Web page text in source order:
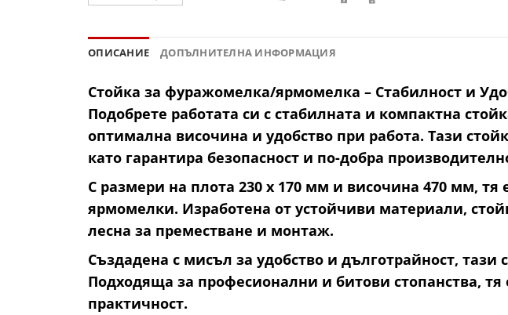
ОПИСАНИЕ ДОПЪЛНИТЕЛНА ИНФОРМАЦИЯ
Стойка за фуражомелка/ярмомелка – Стабилност и
Подобрете работата си с стабилната и компактна
оптимална височина и удобство при работа. Тази
като гарантира безопасност и по-добра
С размери на плота 230 х 170 мм и височина 470 мм,
ярмомелки. Изработена от устойчиви материали,
лесна за преместване и монтаж.
Създадена с мисъл за удобство и дълготрайност,
Подходяща за професионални и битови стопанства,
практичност.